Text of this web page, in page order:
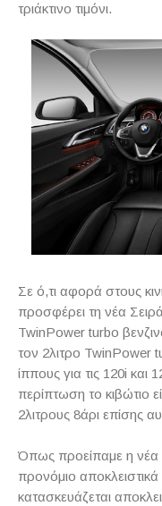
τριάκτινο τιμόνι.
Σε ό,τι αφορά στους
προσφέρει τη νέα
TwinPower turbo
τον 2λιτρο TwinPower
ίππους για τις 120i και
περίπτωση το κιβώτιο
2λιτρους 8άρι επίσης
Όπως προείπαμε η νέα
προνόμιο αποκλειστικά
κατασκευάζεται